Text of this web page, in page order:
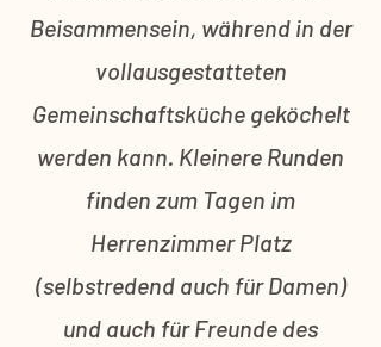
Beisammensein, während in der
vollausgestatteten
Gemeinschaftsküche geköchelt
werden kann. Kleinere Runden
finden zum Tagen im
Herrenzimmer Platz
(selbstredend auch für Damen)
und auch für Freunde des